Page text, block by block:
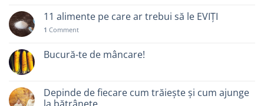
11 alimente pe care ar trebui să le EVIȚI
1 Comment
Bucură-te de mâncare!
Depinde de fiecare cum trăiește și cum ajunge